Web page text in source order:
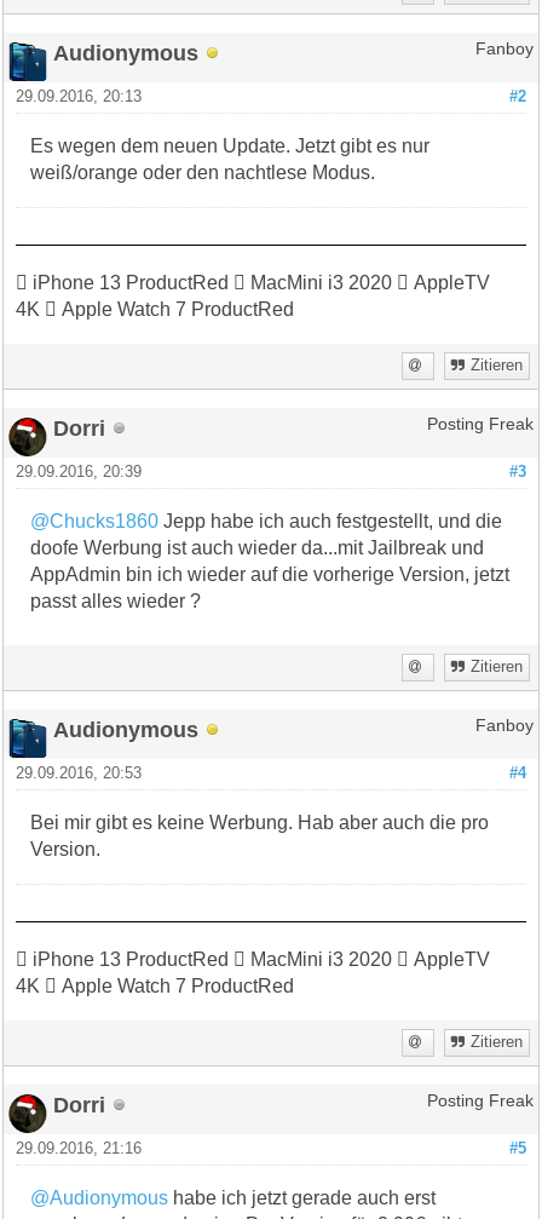
Audionymous Fanboy
#2
29.09.2016, 20:13
Es wegen dem neuen Update. Jetzt gibt es nur
weiß/orange oder den nachtlese Modus.
 iPhone 13 ProductRed  MacMini i3 2020  AppleTV
4K  Apple Watch 7 ProductRed
Zitieren
Dorri Posting Freak
#3
29.09.2016, 20:39
@Chucks1860 Jepp habe ich auch festgestellt, und die
doofe Werbung ist auch wieder da...mit Jailbreak und
AppAdmin bin ich wieder auf die vorherige Version, jetzt
passt alles wieder ?
Zitieren
Audionymous Fanboy
#4
29.09.2016, 20:53
Bei mir gibt es keine Werbung. Hab aber auch die pro
Version.
 iPhone 13 ProductRed  MacMini i3 2020  AppleTV
4K  Apple Watch 7 ProductRed
Zitieren
Dorri Posting Freak
#5
29.09.2016, 21:16
@Audionymous habe ich jetzt gerade auch erst